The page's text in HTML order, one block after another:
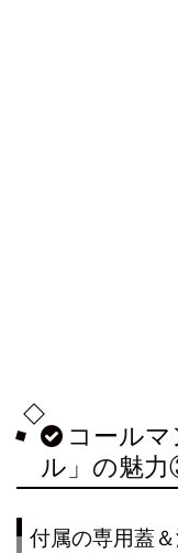
コール
ル」の魅
付属の専用蓋